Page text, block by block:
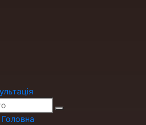
Головна